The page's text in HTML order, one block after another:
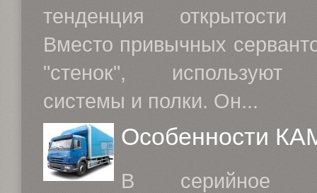
тенденция открытости
Вместо привычных
"стенок", используют
системы и полки. Он...
Особенности
В серийное